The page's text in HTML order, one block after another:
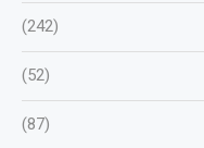
(242)
(52)
(87)